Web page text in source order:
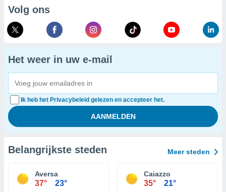
Volg ons
Het weer in uw e-mail
Ik heb het Privacybeleid gelezen en accepteer het.
Belangrijkste steden Meer steden
Aversa
37° 23°
Caiazzo
35° 21°